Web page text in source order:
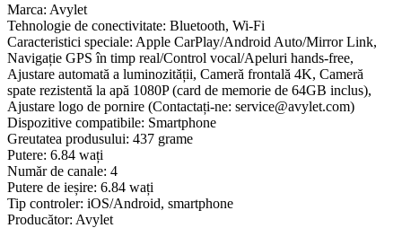
Marca: Avylet
Tehnologie de conectivitate: Bluetooth, Wi-Fi
Caracteristici speciale: Apple CarPlay/Android Auto/Mirror Link,
Navigație GPS în timp real/Control vocal/Apeluri hands-free,
Ajustare automată a luminozității, Cameră frontală 4K, Cameră
spate rezistentă la apă 1080P (card de memorie de 64GB inclus),
Ajustare logo de pornire (Contactați-ne: service@avylet.com)
Dispozitive compatibile: Smartphone
Greutatea produsului: 437 grame
Putere: 6.84 wați
Număr de canale: 4
Putere de ieșire: 6.84 wați
Tip controler: iOS/Android, smartphone
Producător: Avylet